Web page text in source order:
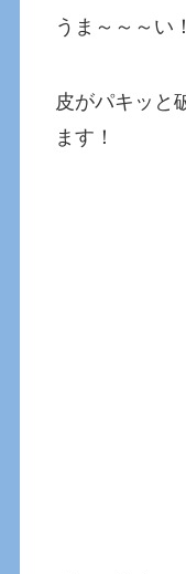
うま～～～い
皮がパキッと
ます！